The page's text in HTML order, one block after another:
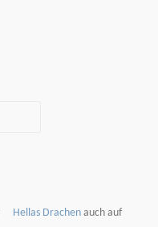
Hellas Drachenauch auf